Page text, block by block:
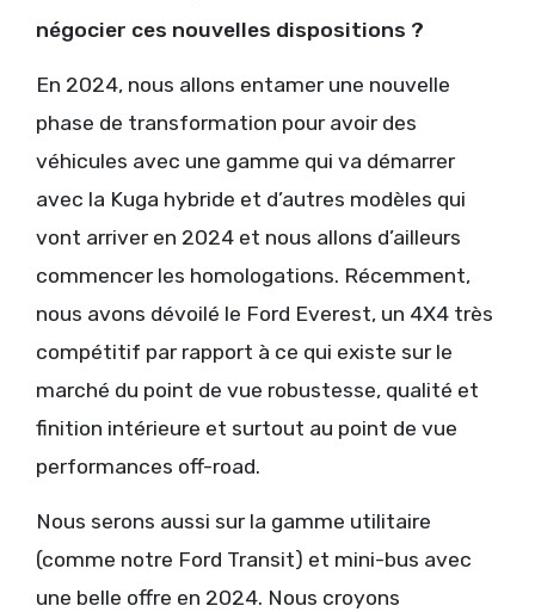
négocier ces nouvelles dispositions ?
En 2024, nous allons entamer une nouvelle
phase de transformation pour avoir des
véhicules avec une gamme qui va démarrer
avec la Kuga hybride et d’autres modèles qui
vont arriver en 2024 et nous allons d’ailleurs
commencer les homologations. Récemment,
nous avons dévoilé le Ford Everest, un 4X4 très
compétitif par rapport à ce qui existe sur le
marché du point de vue robustesse, qualité et
finition intérieure et surtout au point de vue
performances off-road.
Nous serons aussi sur la gamme utilitaire
(comme notre Ford Transit) et mini-bus avec
une belle offre en 2024. Nous croyons